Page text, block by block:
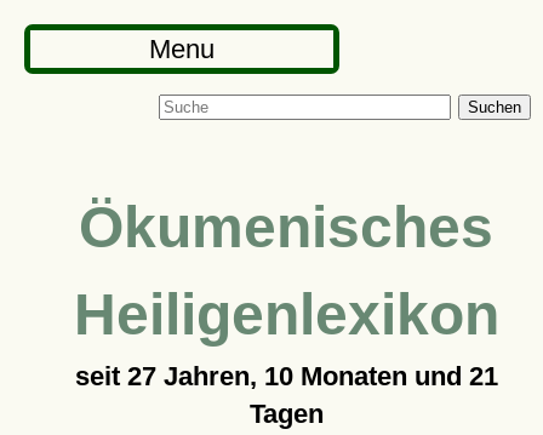
Menu
Suchen
Ökumenisches
Heiligenlexikon
seit 27 Jahren, 10 Monaten und 21
Tagen